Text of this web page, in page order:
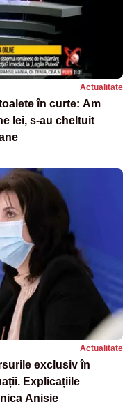
Actualitate
în curte: Am
lei, s-au cheltuit
Actualitate
exclusiv în
Explicațiile
Anisie